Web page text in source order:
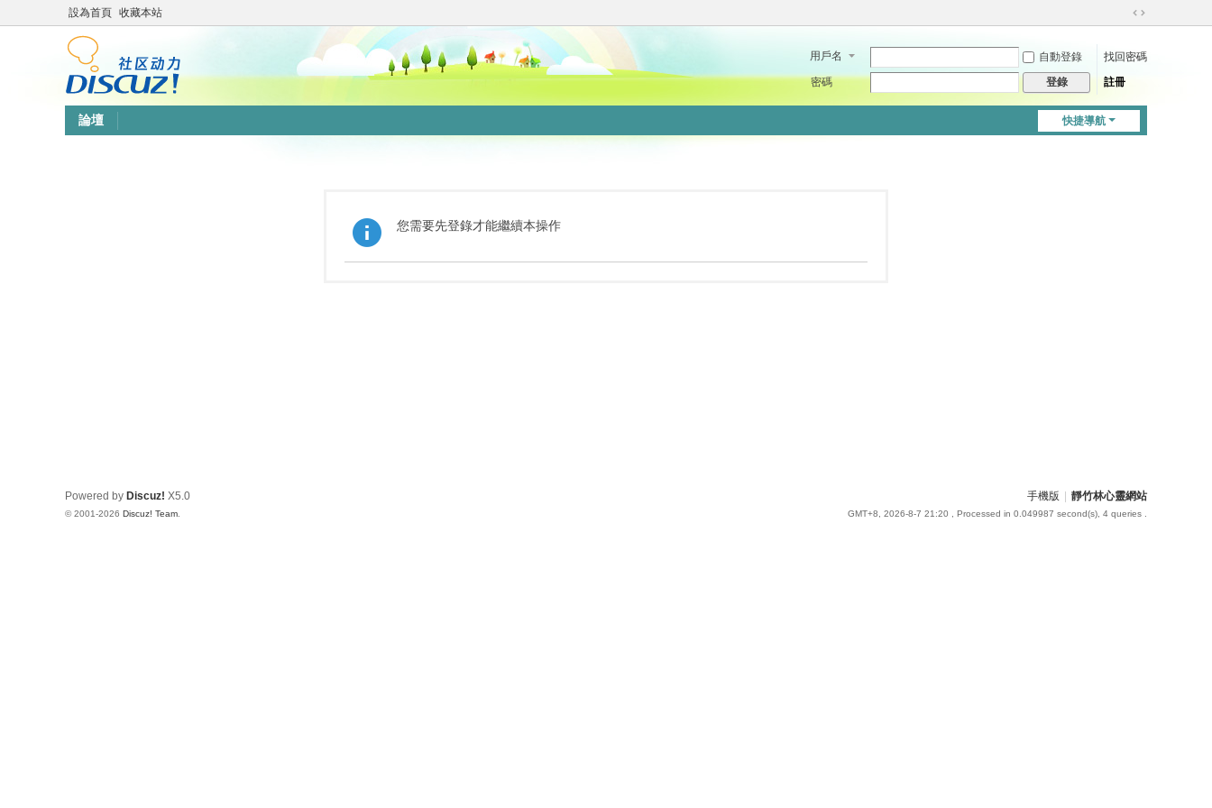
設為首頁 收藏本站
切
到
用戶名 自動登錄
找回密碼
密碼
登錄 註冊
快捷導航
論壇
您需要先登錄才能繼續本操作
手機版 靜竹林心靈網站
GMT+8, 2026-8-7 21:20 , Processed in 0.049987 second(s), 4 queries .
Powered by Discuz! X5.0
© 2001-2026 Discuz! Team